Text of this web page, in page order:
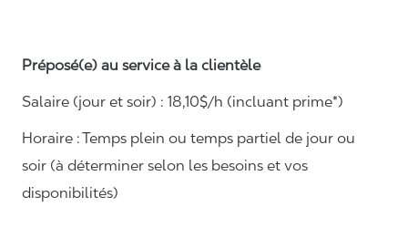
Préposé(e) au service à la clientèle
Salaire (jour et soir) : 18,10$/h (incluant prime*)
Horaire :Temps plein ou temps partiel de jour ou
soir (à déterminer selon les besoins et vos
disponibilités)